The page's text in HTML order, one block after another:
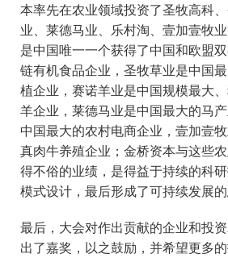
本率先在农业领域投资了圣牧高科
业、莱德马业、乐村淘、壹加壹牧
是中国唯一一个获得了中国和欧盟
链有机食品企业，圣牧草业是中国
植企业，赛诺羊业是中国规模最大
羊企业，莱德马业是中国最大的马
中国最大的农村电商企业，壹加壹
真肉牛养殖企业；金桥资本与这些
得不俗的业绩，是得益于持续的科
模式设计，最后形成了可持续发展的
最后，大会对作出贡献的企业和投
出了嘉奖，以之鼓励，并希望更多的